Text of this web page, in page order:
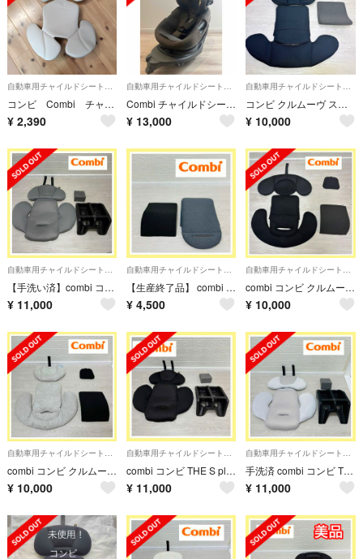
コンビ Combi チャイルドシート インナーシート
¥ 2,390
Combi チャイルドシート THE Sシリーズ
¥ 13,000
コンビ クルムーヴ スマート Light ISOFIX 新生児クッション
¥ 10,000
自動車用チャイルドシートクッション
【手洗い済】combi コンビ THE S Air ZB- 新生児クッション
¥ 11,000
自動車用チャイルドシートクッション
【生産終了品】 combi クルムーヴスマート 腰クッション JG-650
¥ 4,500
自動車用チャイルドシートクッション
combi コンビ クルムーヴ スマート ISOFIX 新生児クッション
¥ 10,000
自動車用チャイルドシートクッション
combi コンビ クルムーヴ スマート 新生児クッション JK600
¥ 10,000
自動車用チャイルドシートクッション
combi コンビ THE S plus ZB-750 黒 新生児クッション
¥ 11,000
自動車用チャイルドシートクッション
手洗済 combi コンビ THE S ZA-670 新生児 インナークッション
¥ 11,000